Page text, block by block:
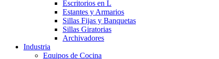
Escritorios en L
Estantes y Armarios
Sillas Fijas y Banquetas
Sillas Giratorias
Archivadores
Industria
Equipos de Cocina